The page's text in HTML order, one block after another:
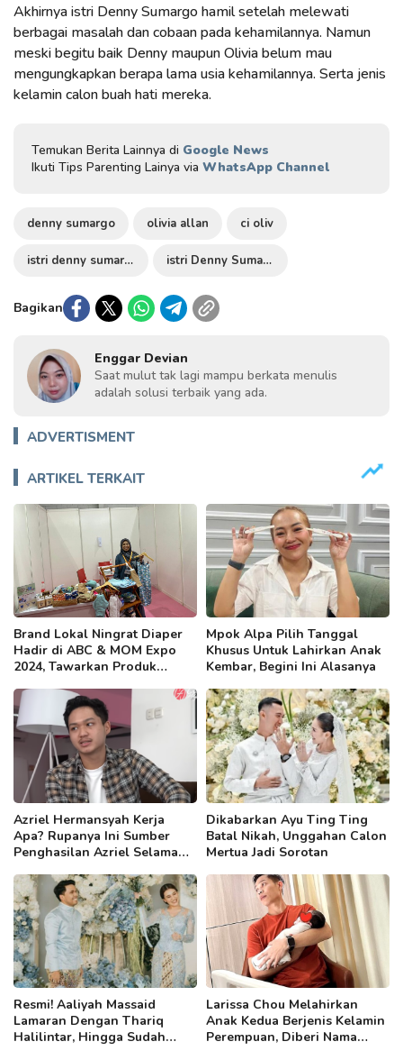
Akhirnya istri Denny Sumargo hamil setelah melewati
berbagai masalah dan cobaan pada kehamilannya. Namun
meski begitu baik Denny maupun Olivia belum mau
mengungkapkan berapa lama usia kehamilannya. Serta jenis
kelamin calon buah hati mereka.
Temukan Berita Lainnya di Google News
Ikuti Tips Parenting Lainya via WhatsApp Channel
denny sumargo olivia allan ci oliv
istri denny sumargo istri Denny Sumargo hamil
Bagikan
Enggar Devian
Saat mulut tak lagi mampu berkata menulis
adalah solusi terbaik yang ada.
ADVERTISMENT
ARTIKEL TERKAIT
Brand Lokal Ningrat Diaper
Hadir di ABC & MOM Expo
2024, Tawarkan Produk
Kantong
Mpok Alpa Pilih Tanggal
Khusus Untuk Lahirkan Anak
Kembar, Begini Ini Alasanya
Azriel Hermansyah Kerja
Apa? Rupanya Ini Sumber
Penghasilan Azriel Selama
Dikabarkan Ayu Ting Ting
Batal Nikah, Unggahan Calon
Mertua Jadi Sorotan
Resmi! Aaliyah Massaid
Lamaran Dengan Thariq
Halilintar, Hingga Sudah
Larissa Chou Melahirkan
Anak Kedua Berjenis Kelamin
Perempuan, Diberi Nama